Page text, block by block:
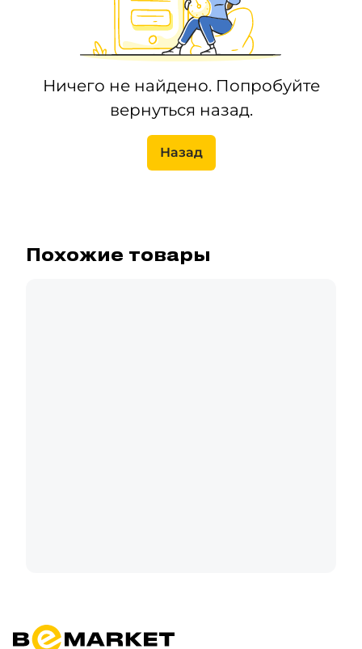
Ничего не найдено. Попробуйте
вернуться назад.
Назад
Похожие товары